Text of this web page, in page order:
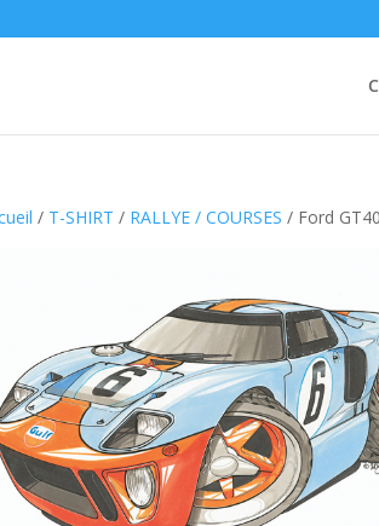
/ T-SHIRT / RALLYE / COURSES / Ford